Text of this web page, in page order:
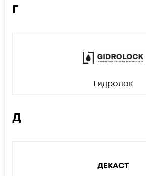
Г
Гидролок
Д
ДЕКАСТ